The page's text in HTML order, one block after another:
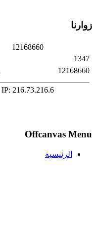
زوارنا
1 2168660
1347
12168660
IP: 216.73.216.6
Offcanvas Menu
الرئيسية